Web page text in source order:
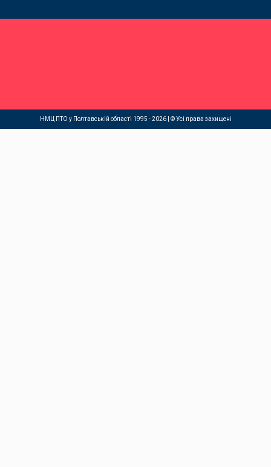
НМЦ ПТО у Полтавській області 1995 - 2026 | © Усі права захищені